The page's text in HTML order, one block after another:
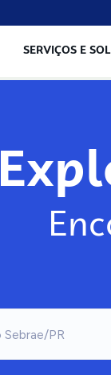
SERVIÇOS E